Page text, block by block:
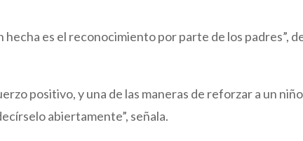
es el reconocimiento por parte de los padres”,
positivo, y una de las maneras de reforzar a un niño
abiertamente”, señala.